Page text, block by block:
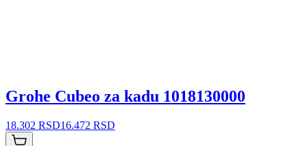
Grohe Cubeo za kadu 1018130000
18.302 RSD16.472 RSD